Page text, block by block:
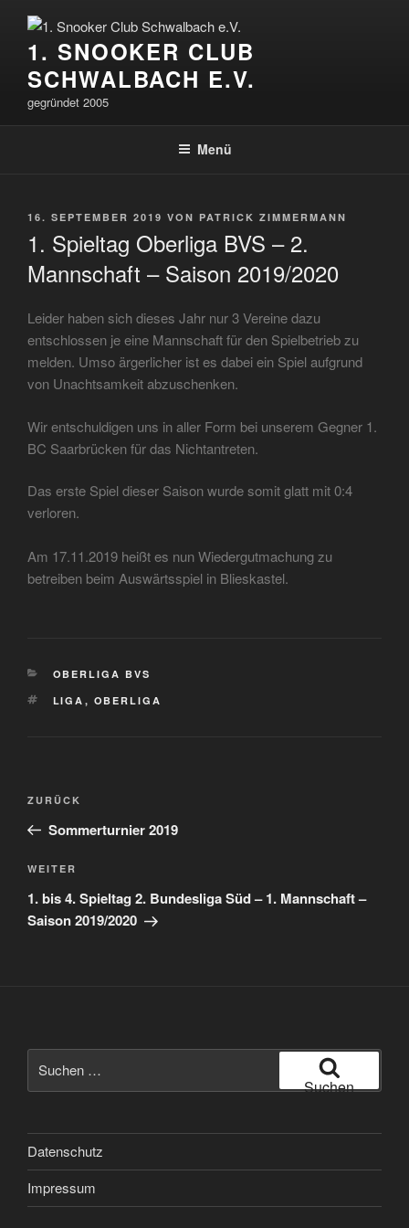
Inhalt
springen1. SNOOKER CLUB
SCHWALBACH E.V.
gegründet 2005
Menü
VERÖFFENTLICHT
16. SEPTEMBER 2019 VON PATRICK ZIMMERMANN
1. Spieltag Oberliga BVS – 2.
Mannschaft – Saison 2019/2020
Leider haben sich dieses Jahr nur 3 Vereine dazu
entschlossen je eine Mannschaft für den Spielbetrieb zu
melden. Umso ärgerlicher ist es dabei ein Spiel aufgrund
von Unachtsamkeit abzuschenken.
Wir entschuldigen uns in aller Form bei unserem Gegner 1.
BC Saarbrücken für das Nichtantreten.
Das erste Spiel dieser Saison wurde somit glatt mit 0:4
verloren.
Am 17.11.2019 heißt es nun Wiedergutmachung zu
betreiben beim Auswärtsspiel in Blieskastel.
KATEGORIEN
OBERLIGA BVS
SCHLAGWÖRTER
LIGA , OBERLIGA
Beitragsnavigation
Vorheriger
Beitrag
ZURÜCK
Sommerturnier 2019
Nächster
Beitrag
WEITER
1. bis 4. Spieltag 2. Bundesliga Süd – 1. Mannschaft –
Saison 2019/2020
nach:
Suchen
Datenschutz
Impressum